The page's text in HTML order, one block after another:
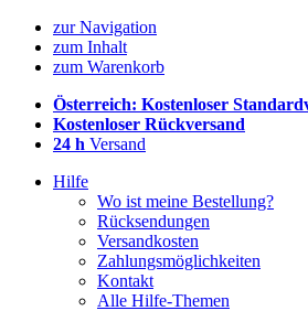
zur Navigation
zum Inhalt
zum Warenkorb
Österreich: Kostenloser
Kostenloser Rückversand
24 h Versand
Hilfe
Wo ist meine Bestellung?
Rücksendungen
Versandkosten
Zahlungsmöglichkeiten
Kontakt
Alle Hilfe-Themen